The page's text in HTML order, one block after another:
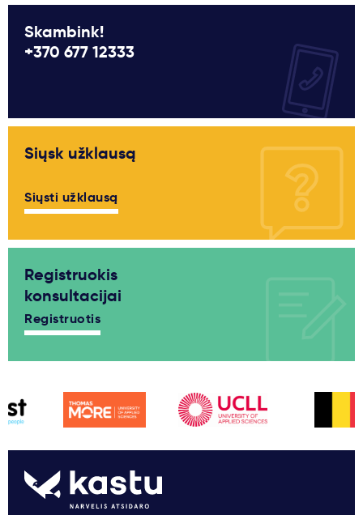
Skambink!
+370 677 12333
Siųsk užklausą
Siųsti užklausą
Registruokis
konsultacijai
Registruotis